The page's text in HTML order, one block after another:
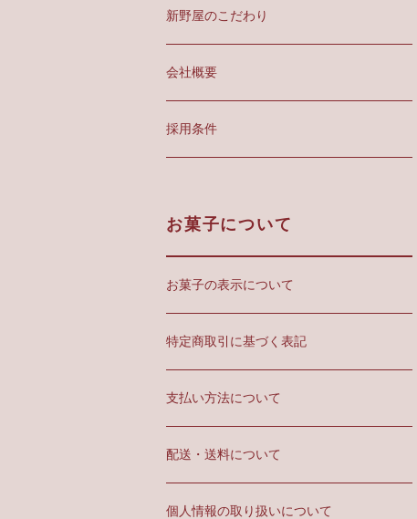
新野屋のこだわり
会社概要
採用条件
お菓子について
お菓子の表示について
特定商取引に基づく表記
支払い方法について
配送・送料について
個人情報の取り扱いについて